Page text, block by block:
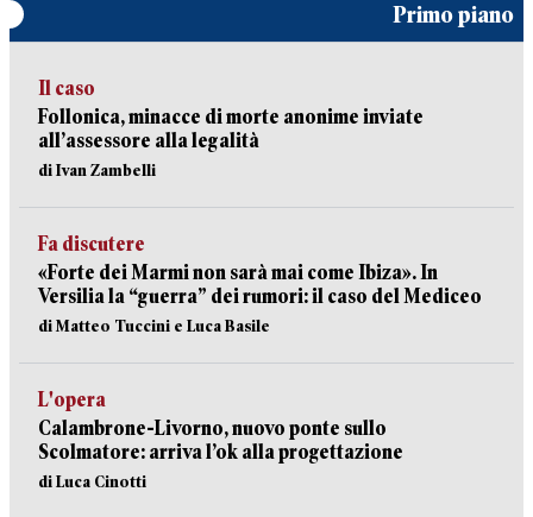
Primo piano
Il caso
Follonica, minacce di morte anonime inviate
all’assessore alla legalità
di Ivan Zambelli
Fa discutere
«Forte dei Marmi non sarà mai come Ibiza». In
Versilia la “guerra” dei rumori: il caso del Mediceo
di Matteo Tuccini e Luca Basile
L'opera
Calambrone-Livorno, nuovo ponte sullo
Scolmatore: arriva l’ok alla progettazione
di Luca Cinotti